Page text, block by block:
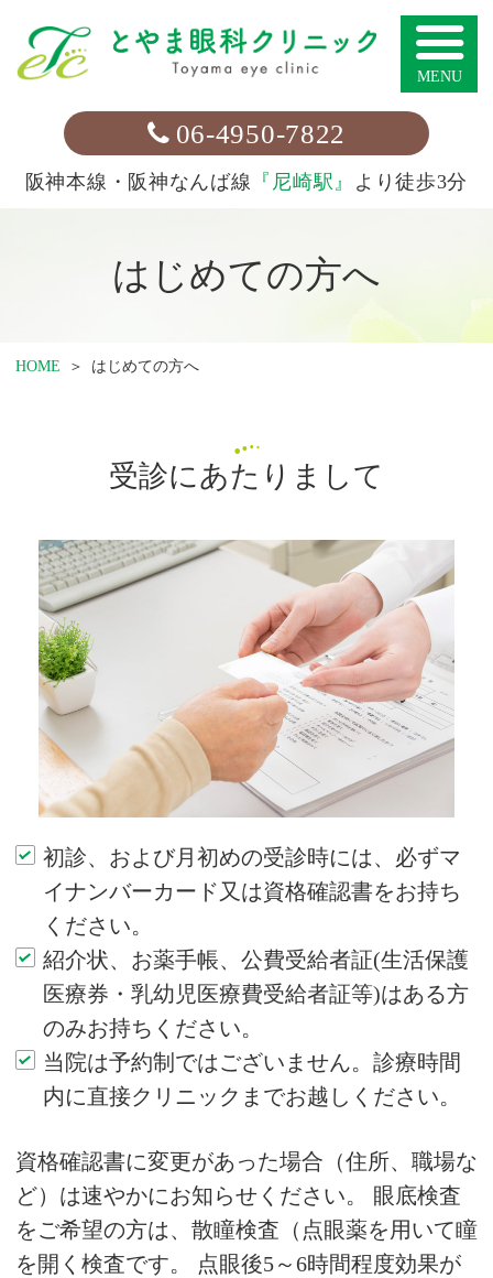
とやま眼科ク
06-4950-7822
阪神本線・阪神なんば線 『尼崎駅』 より徒歩3分
はじめての方へ
HOME はじめての方へ
受診にあたりまして
初診、および月初めの受診時には、必ずマ
イナンバーカード又は資格確認書をお持ち
ください。
紹介状、お薬手帳、公費受給者証(生活保護
医療券・乳幼児医療費受給者証等)はある方
のみお持ちください。
当院は予約制ではございません。診療時間
内に直接クリニックまでお越しください。
資格確認書に変更があった場合（住所、職場な
ど）は速やかにお知らせください。 眼底検査
をご希望の方は、散瞳検査（点眼薬を用いて瞳
を開く検査です。 点眼後5～6時間程度効果が